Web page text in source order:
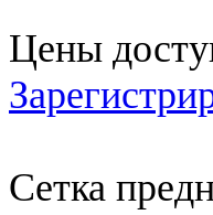
Цены
Сетка